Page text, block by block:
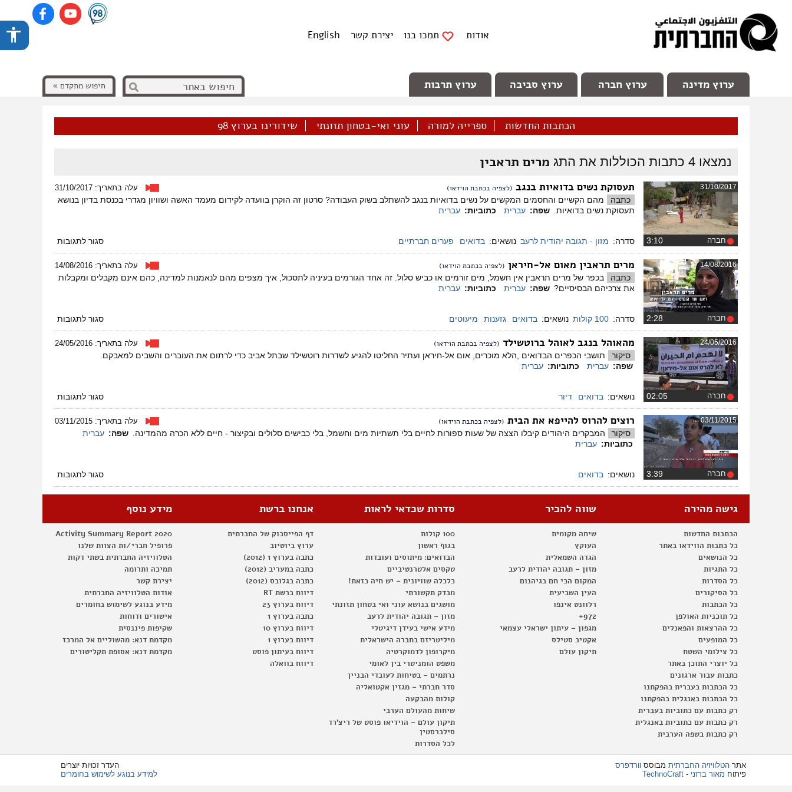
אודות תמכו בנו יצירת קשר English
ערוץ מדינה ערוץ חברה ערוץ סביבה ערוץ תרבות חיפוש מתקדם »
הכתבות החדשות ספרייה למורה עוני ואי-בטחון תזונתי שידורינו בערוץ 98
נמצאו 4 כתבות הכוללות את התג מרים תראבין
31/10/2017
חברה
תעסוקת נשים בדואיות בנגב (לצפיה בכתבת הוידאו) עלה בתאריך: 31/10/2017
כתבה
מהם הקשיים והחסמים המקשים על נשים בדואיות בנגב להשתלב בשוק העבודה? סרטון זה הוקרן בוועדה לקידום מעמד האשה ושוויון מגדרי בכנסת בדיון בנושא
תעסוקת נשים בדואיות.
שפה: עברית כתוביות: עברית
סדרה: מזון - תגובה יהודית לרעב נושאים: בדואים פערים חברתיים סגור לתגובותעל
תעסוקת
נשים
14/08/2016
חברה
מרים תראבין מאום אל-חיראן (לצפיה בכתבת הוידאו) עלה בתאריך: 14/08/2016
כתבה
בכפר של מרים תראבין אין חשמל, מים זורמים או כביש סלול. זה אחד הגורמים בעיניה לתסכול, איך מצפים מהם לנאמנות למדינה, כהם אינם מקבלים ומקבלות
את צרכיהם הבסיסיים? שפה: עברית כתוביות: עברית
סדרה: 100 קולות נושאים: בדואים גזענות מיעוטים סגור לתגובותעל
מרים
תראבין
24/05/2016
חברה
מהאוהל בנגב לאוהל ברוטשילד (לצפיה בכתבת הוידאו) עלה בתאריך: 24/05/2016
סיקור
תושבי הכפרים הבדואים ,הלא מוכרים, אום אל-חיראן ועתיר החליטו להגיע לשדרות רוטשילד שבתל אביב כדי לרתום את העוברים והשבים למאבקם.
שפה: עברית כתוביות: עברית
נושאים: בדואים דיור סגור לתגובותעל
מהאוהל
בנגב
03/11/2015
חברה
רוצים להרוס להייפא את הבית (לצפיה בכתבת הוידאו) עלה בתאריך: 03/11/2015
סיקור המבקרים היהודים קיבלו הצצה של שעות ספורות לחיים בלי תשתיות מים וחשמל, בלי כבישים סלולים ובקיצור - חיים ללא הכרה מהמדינה. שפה: עברית
כתוביות: עברית
נושאים: בדואים סגור לתגובותעל
רוצים
להרוס
גישה מהירה
הכתבות החדשות
כל כתבות הווידאו באתר
כל הנושאים
כל התגיות
כל הסדרות
כל הסיקורים
כל הכתבות
כל תוכניות האולפן
כל ההרצאות והפאנלים
כל המופעים
כל צילומי השטח
כל יוצרי התוכן באתר
כתבות עבור ארגונים
כל הכתבות בעברית בהפקתנו
כל הכתבות באנגלית בהפקתנו
רק כתבות עם כתוביות בעברית
רק כתבות עם כתוביות באנגלית
רק כתבות בשפה הערבית
שווה להכיר
שיחה מקומית
העוקץ
הגדה השמאלית
מזון – תגובה יהודית לרעב
המקום הכי חם בגיהנום
העין השביעית
רלוונט אינפו
972+
מגפון – עיתון ישראלי עצמאי
אקטיב סטילס
תיקון עולם
סדרות שכדאי לראות
100 קולות
בגוף ראשון
הבדואים: מיתוסים ועובדות
טקסים אלטרנטיביים
כלכלה שוויונית – יש חיה כזאת!
מבדק תקשורתי
מושגים בנושא עוני ואי בטחון תזונתי
מזון – תגובה יהודית לרעב
מידע אישי בעידן דיגיטלי
מיליטריזם בחברה הישראלית
מיקרופון לדמוקרטיה
משפט הומניטרי בין לאומי
נרתמים – בטיחות לעובדי הבניין
סדר חברתי – מגזין אקטואליה
קולות מהבקעה
שיחות מהעולם הערבי
תיקון עולם – הוידיאו פוסט של ריצ'רד
סילברסטין
לכל הסדרות
אנחנו ברשת
דף הפייסבוק של החברתית
ערוץ ביוטיוב
כתבה בערוץ 1 (2012)
כתבה במעריב (2012)
כתבה בגלובס (2012)
דיווח ברשת RT
דיווח בערוץ 23
כתבה בערוץ 1
דיווח בערוץ 10
דיווח בערוץ 1
דיווח בעיתון פוסט
דיווח בוואלה
מידע נוסף
Activity Summary Report 2020
פרופיל חברי/ות הצוות שלנו
הטלוויזיה החברתית בשתי דקות
תמיכה ותרומה
יצירת קשר
אודות הטלוויזיה החברתית
מידע בנוגע לשימוש בחומרים
אישורים ודוחות
שקיפות פיננסית
מקדמת דנא: מהשוליים אל המרכז
מקדמת דנא: אסופת תקליטורים
אתר הטלוויזיה החברתית מבוסס וורדפרס
פיתוח מאור ברזני -
TechnoCraft
העדר זכויות יוצרים
למידע בנוגע לשימוש בחומרים